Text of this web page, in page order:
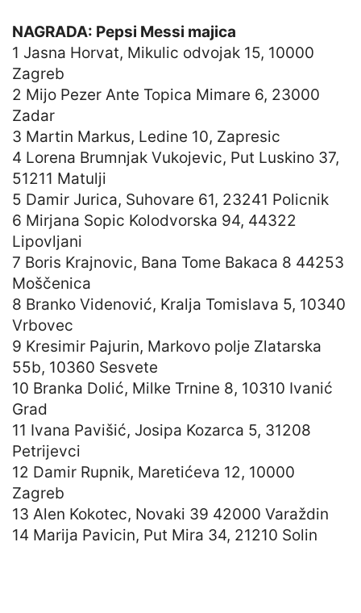
NAGRADA: Pepsi Messi majica
1 Jasna Horvat, Mikulic odvojak 15, 10000
Zagreb
2 Mijo Pezer Ante Topica Mimare 6, 23000
Zadar
3 Martin Markus, Ledine 10, Zapresic
4 Lorena Brumnjak Vukojevic, Put Luskino 37,
51211 Matulji
5 Damir Jurica, Suhovare 61, 23241 Policnik
6 Mirjana Sopic Kolodvorska 94, 44322
Lipovljani
7 Boris Krajnovic, Bana Tome Bakaca 8 44253
Moščenica
8 Branko Videnović, Kralja Tomislava 5, 10340
Vrbovec
9 Kresimir Pajurin, Markovo polje Zlatarska
55b, 10360 Sesvete
10 Branka Dolić, Milke Trnine 8, 10310 Ivanić
Grad
11 Ivana Pavišić, Josipa Kozarca 5, 31208
Petrijevci
12 Damir Rupnik, Maretićeva 12, 10000
Zagreb
13 Alen Kokotec, Novaki 39 42000 Varaždin
14 Marija Pavicin, Put Mira 34, 21210 Solin